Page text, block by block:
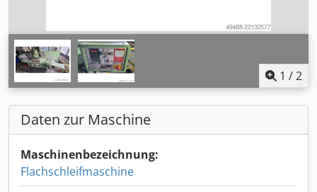
1 /2
Daten zur Maschine
Maschinenbezeichnung:
Flachschleifmaschine